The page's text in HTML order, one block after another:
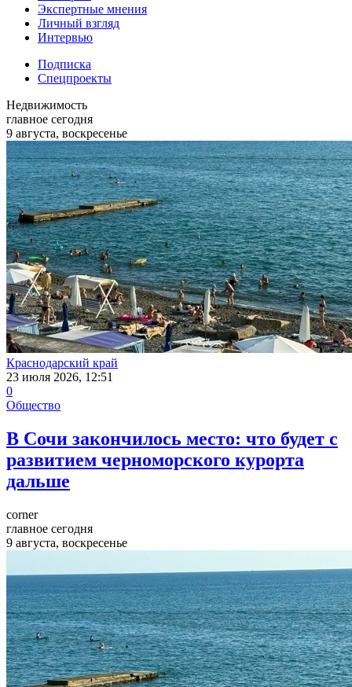
Экспертные мнения
Личный взгляд
Интервью
Подписка
Спецпроекты
Недвижимость
главное сегодня
9 августа, воскресенье
Краснодарский край
23 июля 2026, 12:51
0
Общество
В Сочи закончилось место: что будет с
развитием черноморского курорта
дальше
corner
главное сегодня
9 августа, воскресенье